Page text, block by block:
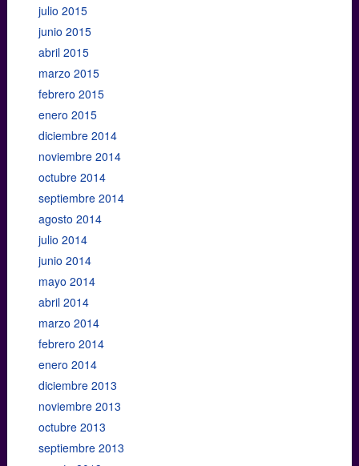
julio 2015
junio 2015
abril 2015
marzo 2015
febrero 2015
enero 2015
diciembre 2014
noviembre 2014
octubre 2014
septiembre 2014
agosto 2014
julio 2014
junio 2014
mayo 2014
abril 2014
marzo 2014
febrero 2014
enero 2014
diciembre 2013
noviembre 2013
octubre 2013
septiembre 2013